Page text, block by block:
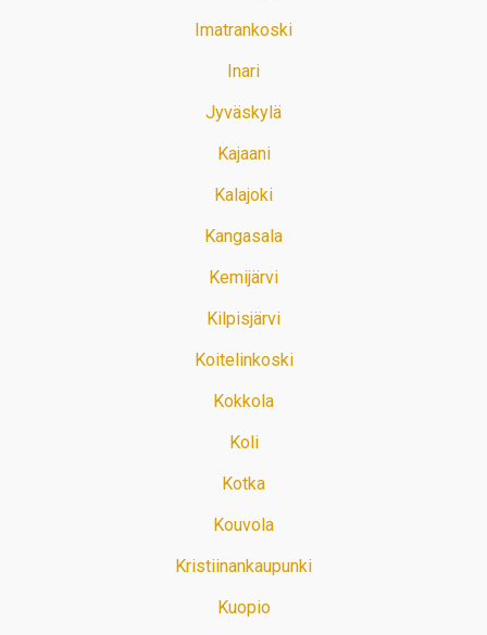
Imatrankoski
Inari
Jyväskylä
Kajaani
Kalajoki
Kangasala
Kemijärvi
Kilpisjärvi
Koitelinkoski
Kokkola
Koli
Kotka
Kouvola
Kristiinankaupunki
Kuopio